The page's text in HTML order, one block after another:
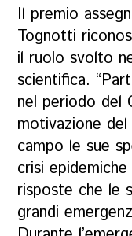
Il premio
Tognotti
il ruolo svolto
scientifica.
nel periodo del
motivazione
campo le sue
crisi
risposte che le
grandi